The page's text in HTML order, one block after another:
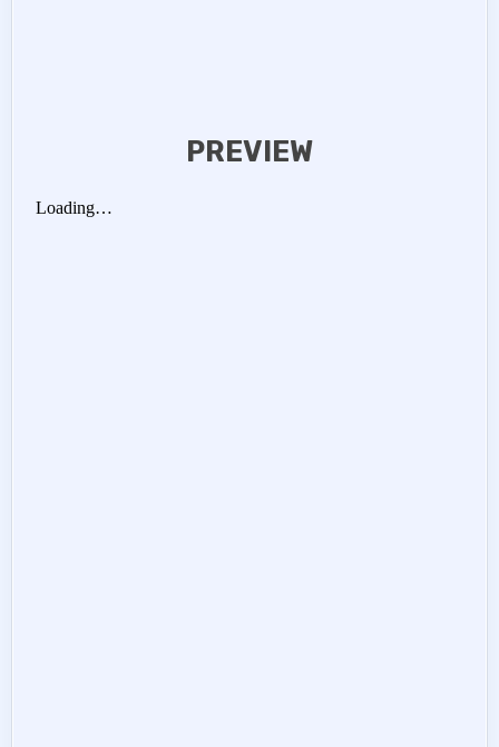
PREVIEW